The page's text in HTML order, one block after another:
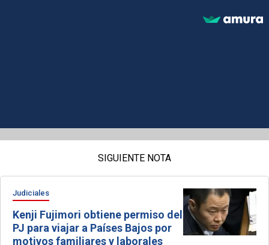
SIGUIENTE NOTA
Judiciales
Kenji Fujimori obtiene permiso del
PJ para viajar a Países Bajos por
motivos familiares y laborales